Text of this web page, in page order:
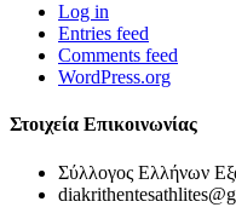
Log in
Entries feed
Comments feed
WordPress.org
Στοιχεία Επικοινωνίας
Σύλλογος Ελλήνων